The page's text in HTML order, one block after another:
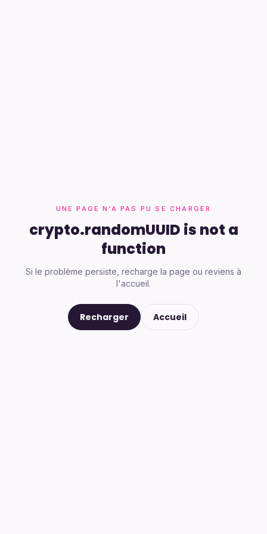
UNE PAGE N'A PAS PU SE CHARGER
crypto.randomUUID is not a
function
Si le problème persiste, recharge la page ou reviens à
l'accueil.
Recharger Accueil